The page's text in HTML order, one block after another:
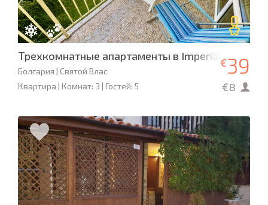
Трехкомнатные апартаменты в Imperial Fort Club
Болгария | Святой Влас
Квартира | Комнат: 3 | Гостей: 5
€39
€8